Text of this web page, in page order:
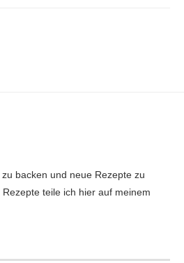
backen und neue Rezepte zu
teile ich hier auf meinem